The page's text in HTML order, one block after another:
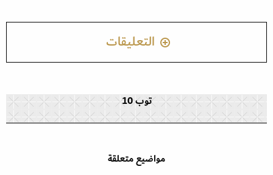
التعليقات
توب 10
مواضيع متعلقة